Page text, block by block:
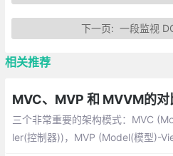
下一页:一段监视
相关推荐
MVC、MVP 和 MVVM的对
三个非常重要的架构模式：MVC
ler(控制器))，MVP (Model(模型)-